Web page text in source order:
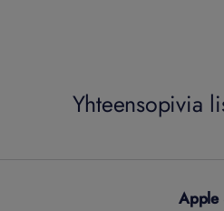
Yhteensopivia
Apple